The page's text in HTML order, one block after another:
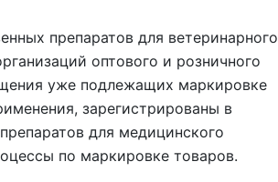
препаратов для ветеринарного
оптового и розничного
уже подлежащих маркировке
зарегистрированы в
для медицинского
по маркировке товаров.